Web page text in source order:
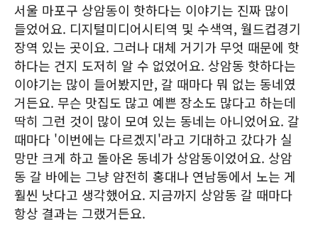
서울 마포구 상암동이 핫하다는 이야기는 진짜 많이
들었어요. 디지털미디어시티역 및 수색역, 월드컵경기
장역 있는 곳이요. 그러나 대체 거기가 무엇 때문에 핫
하다는 건지 도저히 알 수 없었어요. 상암동 핫하다는
이야기는 많이 들어봤지만, 갈 때마다 뭐 없는 동네였
거든요. 무슨 맛집도 많고 예쁜 장소도 많다고 하는데
딱히 그런 것이 많이 모여 있는 동네는 아니었어요. 갈
때마다 '이번에는 다르겠지'라고 기대하고 갔다가 실
망만 크게 하고 돌아온 동네가 상암동이었어요. 상암
동 갈 바에는 그냥 얌전히 홍대나 연남동에서 노는 게
훨씬 낫다고 생각했어요. 지금까지 상암동 갈 때마다
항상 결과는 그랬거든요.